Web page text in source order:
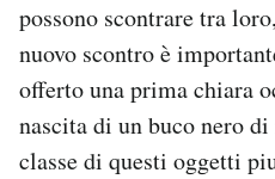
possono scontrare tra
nuovo scontro è
offerto una prima chiara
nascita di un buco nero
classe di questi oggetti